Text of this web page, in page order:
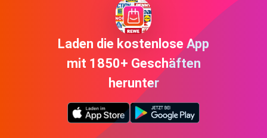
Laden die kostenlose App
mit 1850+ Geschäften
herunter